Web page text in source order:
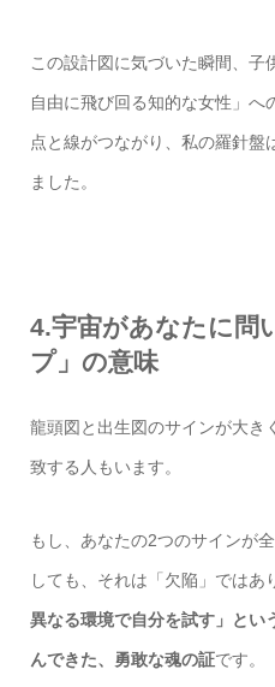
この設計図に気づいた瞬間、子
自由に飛び回る知的な女性」
点と線がつながり、私の羅針盤
ました。
4.宇宙があなたに問
プ」の意味
龍頭図と出生図のサインが大き
致する人もいます。
もし、あなたの2つのサインが
しても、それは「欠陥」ではあ
異なる環境で自分を試す」とい
んできた、勇敢な魂の証です。